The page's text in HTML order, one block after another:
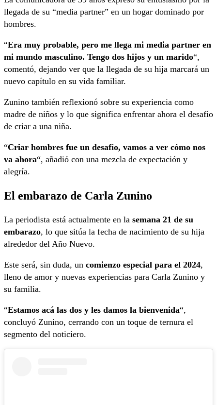
llegada de su “media partner” en un hogar dominado por
hombres.
“Era muy probable, pero me llega mi media partner en
mi mundo masculino. Tengo dos hijos y un marido“,
comentó, dejando ver que la llegada de su hija marcará un
nuevo capítulo en su vida familiar.
Zunino también reflexionó sobre su experiencia como
madre de niños y lo que significa enfrentar ahora el desafío
de criar a una niña.
“Criar hombres fue un desafío, vamos a ver cómo nos
va ahora“, añadió con una mezcla de expectación y
alegría.
El embarazo de Carla Zunino
La periodista está actualmente en la semana 21 de su
embarazo, lo que sitúa la fecha de nacimiento de su hija
alrededor del Año Nuevo.
Este será, sin duda, un comienzo especial para el 2024,
lleno de amor y nuevas experiencias para Carla Zunino y
su familia.
“Estamos acá las dos y les damos la bienvenida“,
concluyó Zunino, cerrando con un toque de ternura el
segmento del noticiero.